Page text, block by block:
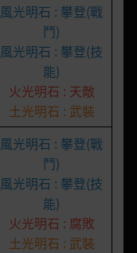
風光明石 : 攀登(戰
鬥)
風光明石 : 攀登(技
能)
火光明石 : 天敵
土光明石 : 武裝
風光明石 : 攀登(戰
鬥)
風光明石 : 攀登(技
能)
火光明石 : 腐敗
土光明石 : 武裝